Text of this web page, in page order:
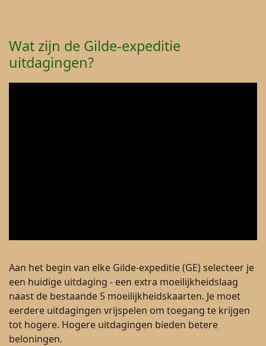
Wat zijn de Gilde-expeditie
uitdagingen?
Aan het begin van elke Gilde-expeditie (GE) selecteer je
een huidige uitdaging - een extra moeilijkheidslaag
naast de bestaande 5 moeilijkheidskaarten. Je moet
eerdere uitdagingen vrijspelen om toegang te krijgen
tot hogere. Hogere uitdagingen bieden betere
beloningen.